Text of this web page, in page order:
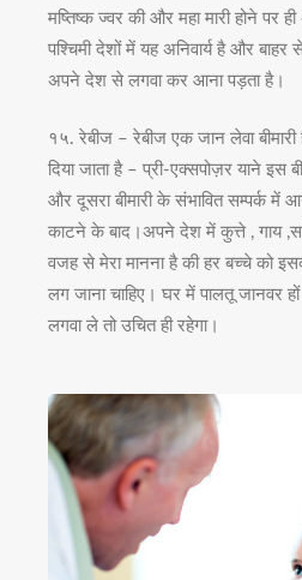
मष्तिष्क ज्वर की और महा मारी होने पर
पश्चिमी देशों में यह अनिवार्य है और
अपने देश से लगवा कर आना पड़ता है।
१५. रेबीज – रेबीज एक जान लेवा
दिया जाता है – प्री-एक्सपोज़र याने इस
और दूसरा बीमारी के संभावित सम्पर्क में
काटने के बाद।अपने देश में कुत्ते , गाय
वजह से मेरा मानना है की हर बच्चे को
लग जाना चाहिए। घर में पालतू जानवर हों
लगवा ले तो उचित ही रहेगा।